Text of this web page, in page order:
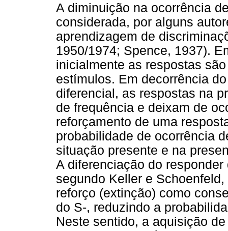
A diminuição na ocorrência
considerada, por alguns
aprendizagem de
1950/1974; Spence, 1937).
inicialmente as respostas
estímulos. Em decorrência
diferencial, as respostas na
de frequência e deixam de
reforçamento de uma
probabilidade de ocorrência
situação presente e na
A diferenciação do
segundo Keller e
reforço (extinção) como
do S-, reduzindo a
Neste sentido, a aquisição